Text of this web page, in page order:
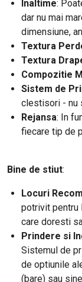
Inaltime:
dar nu mai
dimensiune,
Textura
Textura
Compozitie
Sistem de
clestisori - nu
Rejansa: In
fiecare tip de
Bine de stiut:
Locuri
potrivit pentru
care doresti
Prindere si
Sistemul de
de optiunile
(bare) sau